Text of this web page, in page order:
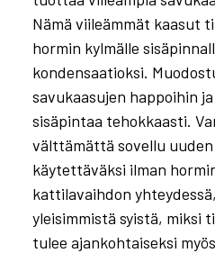
Nämä viileämmät kaasut
hormin kylmälle
kondensaatioksi.
savukaasujen happoihin
sisäpintaa tehokkaasti.
välttämättä sovellu
käytettäväksi ilman
kattilavaihdon
yleisimmistä syistä, miksi
tulee ajankohtaiseksi